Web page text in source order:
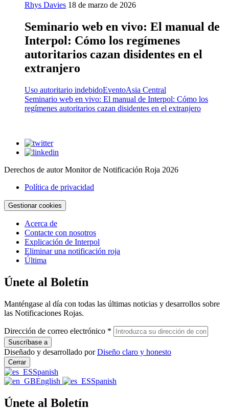
Rhys Davies 18 de marzo de 2026
Seminario web en vivo: El manual de
Interpol: Cómo los regímenes
autoritarios cazan disidentes en el
extranjero
Uso autoritario indebidoEventoAsia Central
Seminario web en vivo: El manual de Interpol: Cómo los
regímenes autoritarios cazan disidentes en el extranjero
Derechos de autor Monitor de Notificación Roja 2026
Política de privacidad
Gestionar cookies
Acerca de
Contacte con nosotros
Explicación de Interpol
Eliminar una notificación roja
Última
Únete al Boletín
Manténgase al día con todas las últimas noticias y desarrollos sobre
las Notificaciones Rojas.
Dirección de correo electrónico *
Diseñado y desarrollado por Diseño claro y honesto
Cerrar
Spanish
English
Spanish
Únete al Boletín